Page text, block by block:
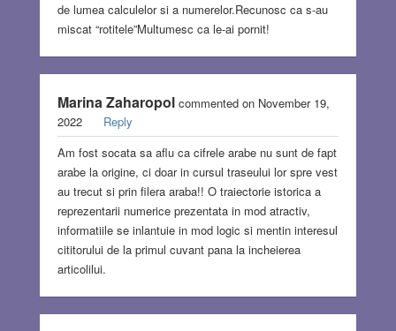
de lumea calculelor si a numerelor.Recunosc ca s-au
miscat “rotitele”Multumesc ca le-ai pornit!
Marina Zaharopol commented on November 19,
2022
Reply
Am fost socata sa aflu ca cifrele arabe nu sunt de fapt
arabe la origine, ci doar in cursul traseului lor spre vest
au trecut si prin filera araba!! O traiectorie istorica a
reprezentarii numerice prezentata in mod atractiv,
informatiile se inlantuie in mod logic si mentin interesul
cititorului de la primul cuvant pana la incheierea
articolilui.